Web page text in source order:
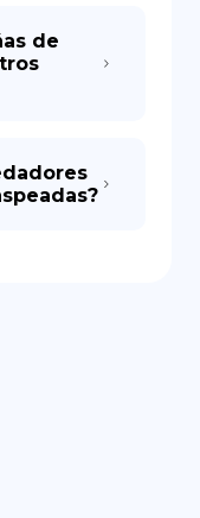
de